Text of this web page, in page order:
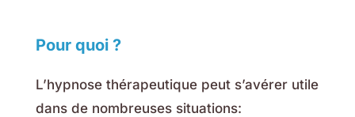
Pour quoi ?
L’hypnose thérapeutique peut s’avérer utile
dans de nombreuses situations: